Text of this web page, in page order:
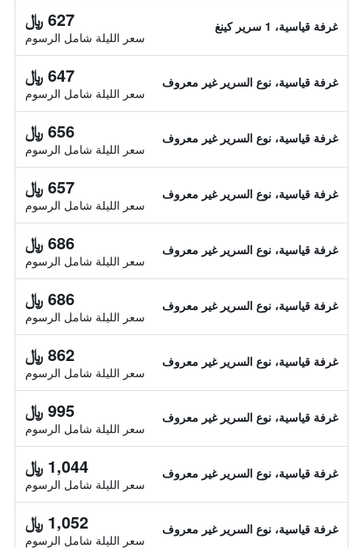
غرفة قياسية، 1 سرير كينغ 627 ﷼
سعر الليلة شامل الرسوم
غرفة قياسية، نوع السرير غير معروف 647 ﷼
سعر الليلة شامل الرسوم
غرفة قياسية، نوع السرير غير معروف 656 ﷼
سعر الليلة شامل الرسوم
غرفة قياسية، نوع السرير غير معروف 657 ﷼
سعر الليلة شامل الرسوم
غرفة قياسية، نوع السرير غير معروف 686 ﷼
سعر الليلة شامل الرسوم
غرفة قياسية، نوع السرير غير معروف 686 ﷼
سعر الليلة شامل الرسوم
غرفة قياسية، نوع السرير غير معروف 862 ﷼
سعر الليلة شامل الرسوم
غرفة قياسية، نوع السرير غير معروف 995 ﷼
سعر الليلة شامل الرسوم
غرفة قياسية، نوع السرير غير معروف 1,044 ﷼
سعر الليلة شامل الرسوم
غرفة قياسية، نوع السرير غير معروف 1,052 ﷼
سعر الليلة شامل الرسوم